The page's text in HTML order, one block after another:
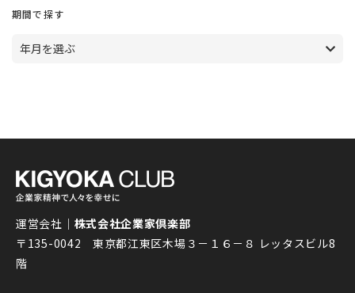
期間で探す
年月を選ぶ
運営会社｜ 株式会社企業家倶楽部
〒135-0042 東京都江東区木場３－１６－８ レッタスビル8
階